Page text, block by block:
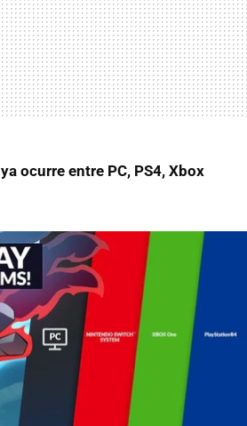
ya ocurre entre PC, PS4, Xbox